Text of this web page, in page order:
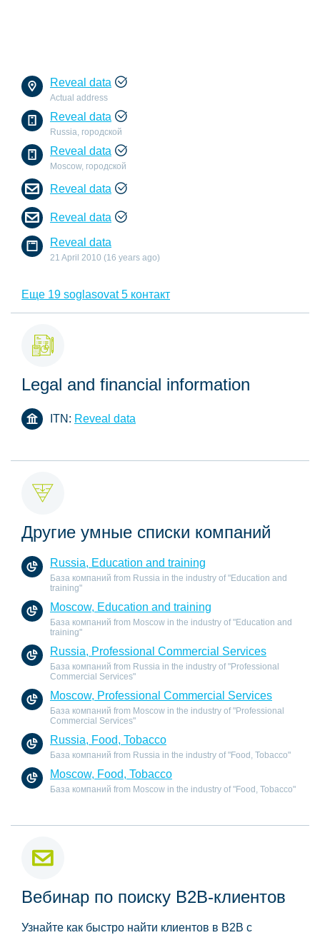
Reveal data
Actual address
Reveal data
Russia, городской
Reveal data
Moscow, городской
Reveal data
Reveal data
Reveal data
21 April 2010 (16 years ago)
Еще 19 soglasovat 5 контакт
Legal and financial information
ITN: Reveal data
Другие умные списки компаний
Russia, Education and training
База компаний from Russia in the industry of "Education and
training"
Moscow, Education and training
База компаний from Moscow in the industry of "Education and
training"
Russia, Professional Commercial Services
База компаний from Russia in the industry of "Professional
Commercial Services"
Moscow, Professional Commercial Services
База компаний from Moscow in the industry of "Professional
Commercial Services"
Russia, Food, Tobacco
База компаний from Russia in the industry of "Food, Tobacco"
Moscow, Food, Tobacco
База компаний from Moscow in the industry of "Food, Tobacco"
Вебинар по поиску B2B-клиентов
Узнайте как быстро найти клиентов в B2B с